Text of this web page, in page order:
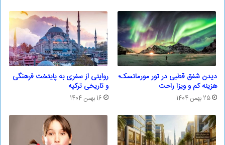
دیدن شفق قطبی در تور مورمانسک؛
هزینه کم و ویزا راحت
25 بهمن 1404
روایتی از سفری به پایتخت فرهنگی
و تاریخی ترکیه
16 بهمن 1404